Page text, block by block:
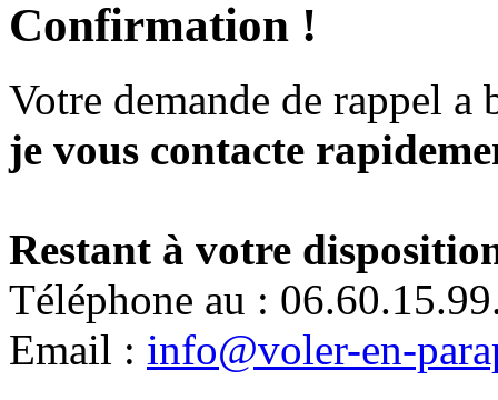
Confirmation !
Votre demande de rappel a
je vous contacte
Restant à votre
Téléphone au :
Email : info@voler-en-